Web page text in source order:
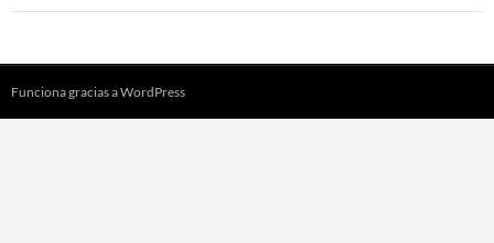
Funciona gracias a WordPress